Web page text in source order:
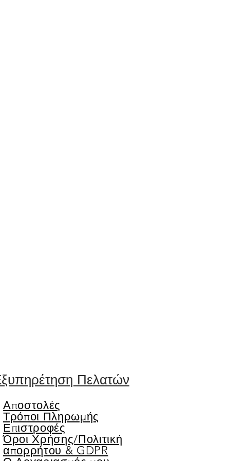
Πελατών
Αποστολές
Τρόποι Πληρωμής
Επιστροφές
Όροι Χρήσης/Πολιτική
απορρήτου & GDPR